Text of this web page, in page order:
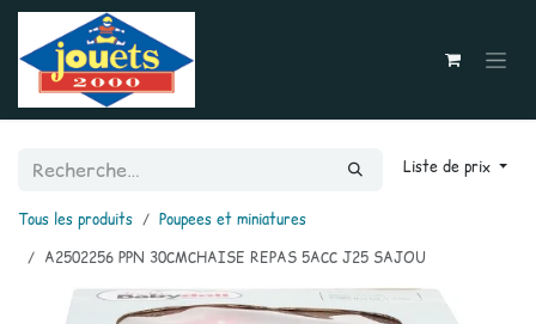
Se rendre au contenu
Liste de prix
Tous les produits
Poupees et miniatures
A2502256 PPN 30CMCHAISE REPAS 5ACC J25 SAJOU